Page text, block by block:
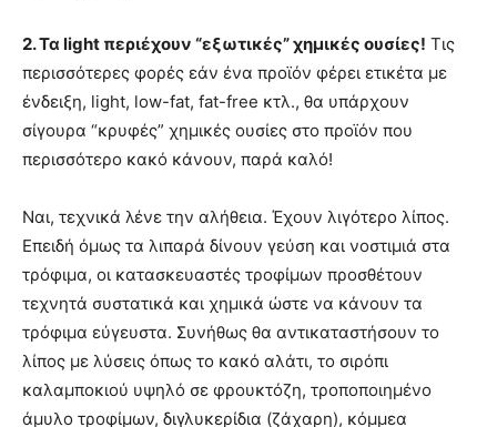
2. Τα light περιέχουν “εξωτικές” χημικές ουσίες! Τις
περισσότερες φορές εάν ένα προϊόν φέρει ετικέτα με
ένδειξη, light, low-fat, fat-free κτλ., θα υπάρχουν
σίγουρα “κρυφές” χημικές ουσίες στο προϊόν που
περισσότερο κακό κάνουν, παρά καλό!
Ναι, τεχνικά λένε την αλήθεια. Έχουν λιγότερο λίπος.
Επειδή όμως τα λιπαρά δίνουν γεύση και νοστιμιά στα
τρόφιμα, οι κατασκευαστές τροφίμων προσθέτουν
τεχνητά συστατικά και χημικά ώστε να κάνουν τα
τρόφιμα εύγευστα. Συνήθως θα αντικαταστήσουν το
λίπος με λύσεις όπως το κακό αλάτι, το σιρόπι
καλαμποκιού υψηλό σε φρουκτόζη, τροποποιημένο
άμυλο τροφίμων, διγλυκερίδια (ζάχαρη), κόμμεα